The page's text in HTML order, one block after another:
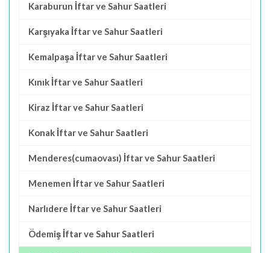
Karaburun İftar ve Sahur Saatleri
Karşıyaka İftar ve Sahur Saatleri
Kemalpaşa İftar ve Sahur Saatleri
Kınık İftar ve Sahur Saatleri
Kiraz İftar ve Sahur Saatleri
Konak İftar ve Sahur Saatleri
Menderes(cumaovası) İftar ve Sahur Saatleri
Menemen İftar ve Sahur Saatleri
Narlıdere İftar ve Sahur Saatleri
Ödemiş İftar ve Sahur Saatleri